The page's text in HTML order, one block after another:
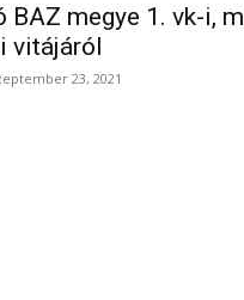
BAZ megye 1. vk-i,
vitájáról
23, 2021